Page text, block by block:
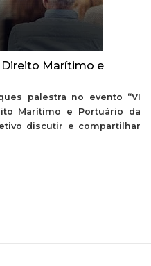
Direito Marítimo e
palestra no evento “VI
Marítimo e Portuário da
discutir e compartilhar